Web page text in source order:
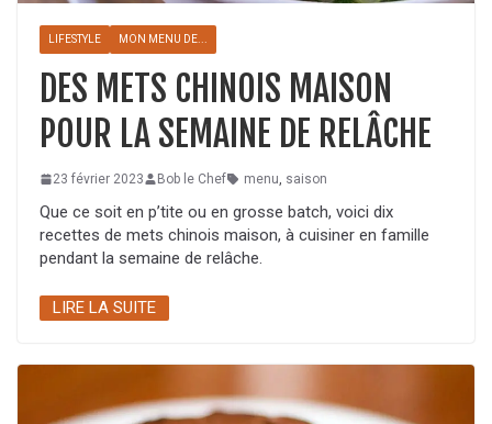
LIFESTYLE MON MENU DE...
DES METS CHINOIS MAISON
POUR LA SEMAINE DE RELÂCHE
23 février 2023 Bob le Chef menu, saison
Que ce soit en p’tite ou en grosse batch, voici dix
recettes de mets chinois maison, à cuisiner en famille
pendant la semaine de relâche.
LIRE LA SUITE